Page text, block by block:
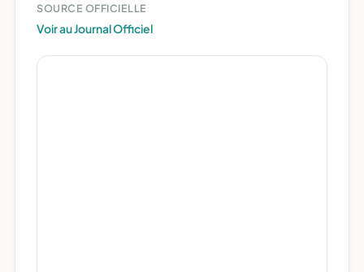
SOURCE OFFICIELLE
Voir au Journal Officiel